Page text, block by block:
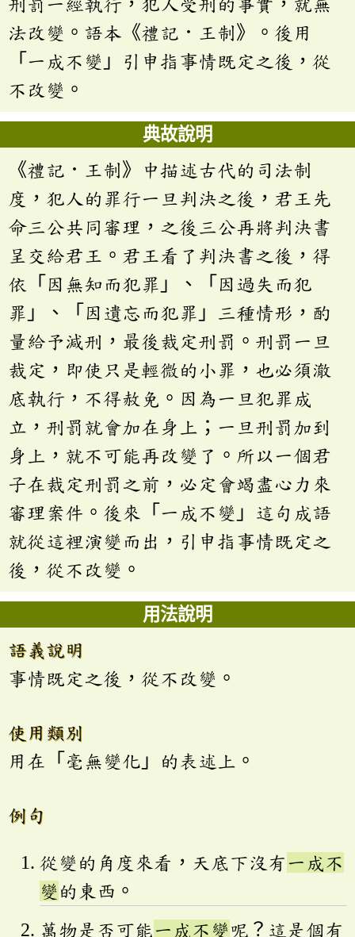
刑罰一經執行，犯人受刑的事實，就無
法改變。語本《禮記．王制》。後用
「一成不變」引申指事情既定之後，從
不改變。
典故說明
《禮記．王制》中描述古代的司法制
度，犯人的罪行一旦判決之後，君王先
命三公共同審理，之後三公再將判決書
呈交給君王。君王看了判決書之後，得
依「因無知而犯罪」、「因過失而犯
罪」、「因遺忘而犯罪」三種情形，酌
量給予減刑，最後裁定刑罰。刑罰一旦
裁定，即使只是輕微的小罪，也必須澈
底執行，不得赦免。因為一旦犯罪成
立，刑罰就會加在身上；一旦刑罰加到
身上，就不可能再改變了。所以一個君
子在裁定刑罰之前，必定會竭盡心力來
審理案件。後來「一成不變」這句成語
就從這裡演變而出，引申指事情既定之
後，從不改變。
用法說明
語義說明
事情既定之後，從不改變。
使用類別
用在「毫無變化」的表述上。
例句
從變的角度來看，天底下沒有一成不
變 的東西。
萬物是否可能一成不變呢？這是個有